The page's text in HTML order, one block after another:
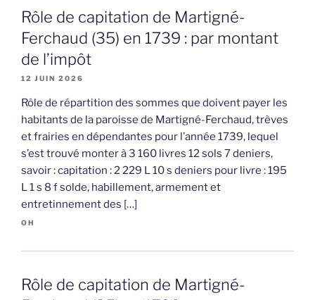
Rôle de capitation de Martigné-
Ferchaud (35) en 1739 : par montant
de l’impôt
12 JUIN 2026
Rôle de répartition des sommes que doivent payer les
habitants de la paroisse de Martigné-Ferchaud, trèves
et frairies en dépendantes pour l’année 1739, lequel
s’est trouvé monter à 3 160 livres 12 sols 7 deniers,
savoir : capitation : 2 229 L 10 s deniers pour livre : 195
L 1 s 8 f solde, habillement, armement et
entretinnement des […]
OH
Rôle de capitation de Martigné-